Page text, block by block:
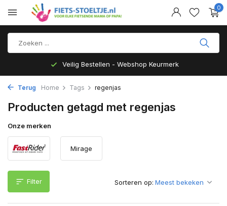
0
Veilig Bestellen - Webshop Keurmerk
Terug Home Tags regenjas
Producten getagd met regenjas
Onze merken
Mirage
Filter Sorteren op: